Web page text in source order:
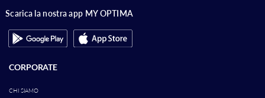
Scarica la nostra app MY OPTIMA
CORPORATE
CHI SIAMO